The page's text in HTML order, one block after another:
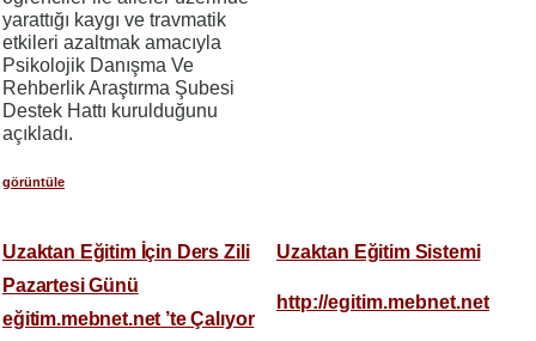
yarattığı kaygı ve travmatik
etkileri azaltmak amacıyla
Psikolojik Danışma Ve
Rehberlik Araştırma Şubesi
Destek Hattı kurulduğunu
açıkladı.
görüntüle
Uzaktan Eğitim İçin Ders Zili
Pazartesi Günü
eğitim.mebnet.net ’te Çalıyor
Uzaktan Eğitim Sistemi
http://egitim.mebnet.net